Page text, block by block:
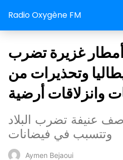
Radio Oxygène FM
غزيرة تضرب
وتحذيرات من
وانزلاقات أرضية
عنيفة تضرب البلاد
وتتسبب في فيضانات
Aymen Bejaoui